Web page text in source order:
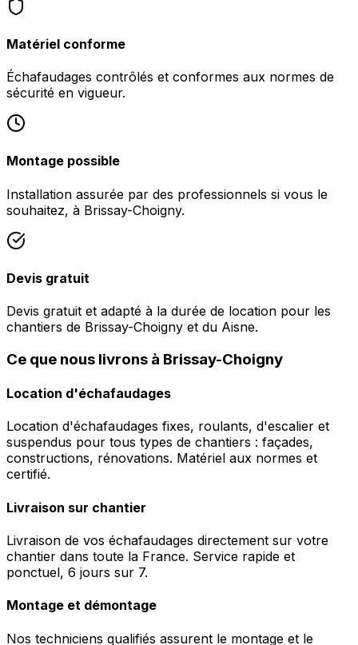
Matériel conforme
Échafaudages contrôlés et conformes aux normes de
sécurité en vigueur.
Montage possible
Installation assurée par des professionnels si vous le
souhaitez, à Brissay-Choigny.
Devis gratuit
Devis gratuit et adapté à la durée de location pour les
chantiers de Brissay-Choigny et du Aisne.
Ce que nous livrons à Brissay-Choigny
Location d'échafaudages
Location d'échafaudages fixes, roulants, d'escalier et
suspendus pour tous types de chantiers : façades,
constructions, rénovations. Matériel aux normes et
certifié.
Livraison sur chantier
Livraison de vos échafaudages directement sur votre
chantier dans toute la France. Service rapide et
ponctuel, 6 jours sur 7.
Montage et démontage
Nos techniciens qualifiés assurent le montage et le